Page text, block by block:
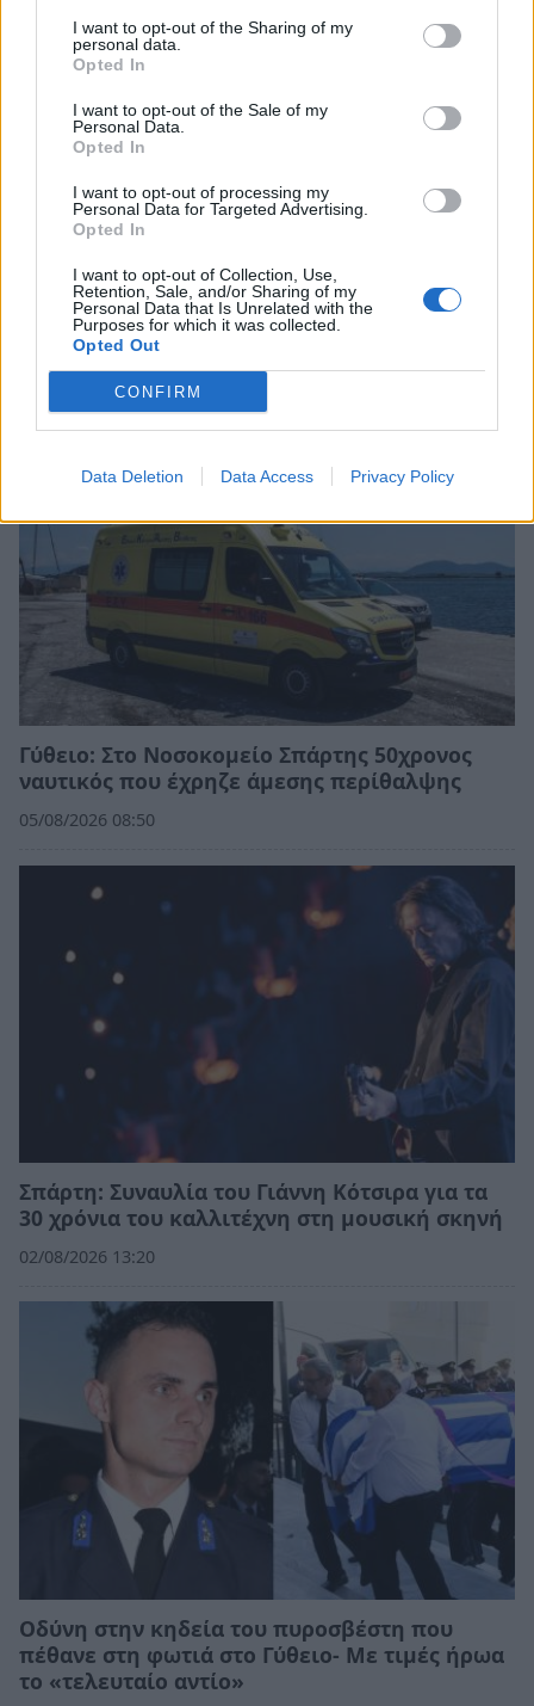
I want to opt-out of the Sharing of my
personal data.
Opted In
I want to opt-out of the Sale of my
Personal Data.
Opted In
I want to opt-out of processing my
Personal Data for Targeted Advertising.
Opted In
I want to opt-out of Collection, Use,
Retention, Sale, and/or Sharing of my
Personal Data that Is Unrelated with the
Purposes for which it was collected.
Opted Out
CONFIRM
Data Deletion Data Access Privacy Policy
Καλαμάτα: Έρχεται το 4ο Μεσσηνιακό
Γαστρονομικό - Μουσικό Φεστιβάλ
05/08/2026 12:00
Γύθειο: Στο Νοσοκομείο Σπάρτης 50χρονος
ναυτικός που έχρηζε άμεσης περίθαλψης
05/08/2026 08:50
Σπάρτη: Συναυλία του Γιάννη Κότσιρα για τα
30 χρόνια του καλλιτέχνη στη μουσική σκηνή
02/08/2026 13:20
Οδύνη στην κηδεία του πυροσβέστη που
πέθανε στη φωτιά στο Γύθειο- Με τιμές ήρωα
το «τελευταίο αντίο»